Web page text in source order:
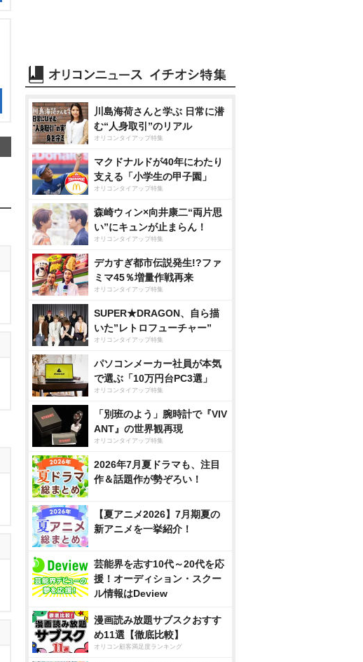
川島海荷さんと学ぶ 日常に潜
む“人身取引”のリアル
オリコンタイアップ特集
マクドナルドが40年にわたり
支える「小学生の甲子園」
オリコンタイアップ特集
森崎ウィン×向井康二“両片思
い”にキュンが止まらん！
オリコンタイアップ特集
デカすぎ都市伝説発生!?ファ
ミマ45％増量作戦再来
オリコンタイアップ特集
SUPER★DRAGON、自ら描
いた”レトロフューチャー”
オリコンタイアップ特集
パソコンメーカー社員が本気
で選ぶ「10万円台PC3選」
オリコンタイアップ特集
「別班のよう」腕時計で『VIV
ANT』の世界観再現
オリコンタイアップ特集
2026年7月夏ドラマも、注目
作＆話題作が勢ぞろい！
【夏アニメ2026】7月期夏の
新アニメを一挙紹介！
芸能界を志す10代～20代を応
援！オーディション・スクー
ル情報はDeview
漫画読み放題サブスクおすす
め11選【徹底比較】
オリコン顧客満足度ランキング